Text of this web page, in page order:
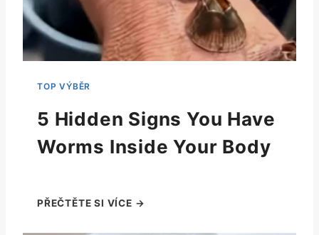
5 Hidden Signs You Have
Worms Inside Your Body